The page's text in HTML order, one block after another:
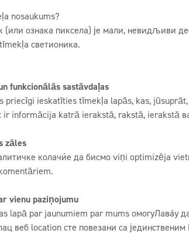
nosaukums?
(или ознака пиксела) је мали, невидљиви
светионика.
funkcionālās sastāvdaļas
priecīgi ieskatīties tīmekļa lapās, kas,
informācija katrā ierakstā, rakstā, ierakstā
zāles
колачиће да бисмо viņi optimizēja
vienu paziņojumu
lapā par jaunumiem par mums омогуЛавају
веб location сте повезани са